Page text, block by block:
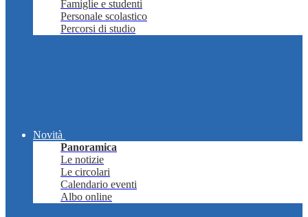
Famiglie e studenti
Personale scolastico
Percorsi di studio
Novità
Panoramica
Le notizie
Le circolari
Calendario eventi
Albo online